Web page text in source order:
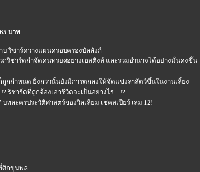
บาท
ริชาร์ดวางแผนครอบครองบัลลังก์
ริชาร์ดกำจัดคนทรยศอย่างเฮสติงส์ และรวมอำนาจได้อย่างมั่นคงขึ้น
กกำหนด ยิ่งกว่านั้นยังมีการตกลงให้จัดแข่งล่าสัตว์ขึ้นในงานเลี้ยง
ชาร์ดที่ถูกจ้องเอาชีวิตจะเป็นอย่างไร…!?
ละครประวัติศาสตร์ของวิลเลียม เชคสเปียร์ เล่ม 12!
ศึกขุนพล